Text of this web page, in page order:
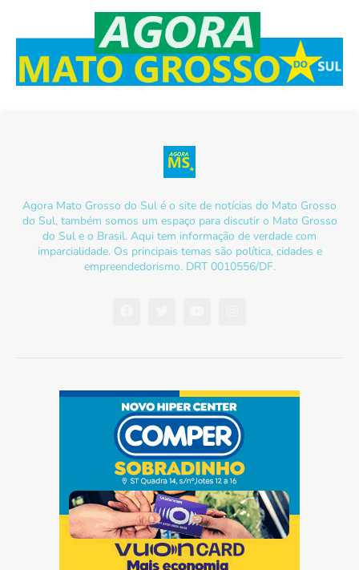
Agora Mato Grosso do Sul é o site de notícias do Mato Grosso
do Sul, também somos um espaço para discutir o Mato Grosso
do Sul e o Brasil. Aqui tem informação de verdade com
imparcialidade. Os principais temas são política, cidades e
empreendedorismo. DRT 0010556/DF.